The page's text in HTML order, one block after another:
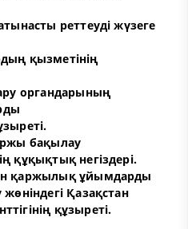
реттеуді жүзеге
қызметінің
органдарының
бақылау
құқықтық негіздері.
қаржылық ұйымдарды
Қазақстан
құзыреті.